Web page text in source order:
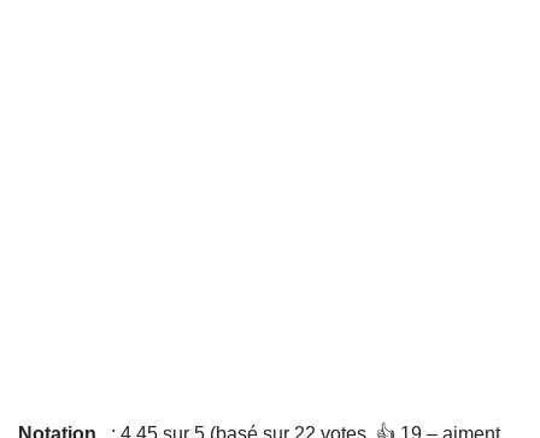
Notation
: 4,45 sur 5 (basé sur 22 votes. 👍 19 – aiment,